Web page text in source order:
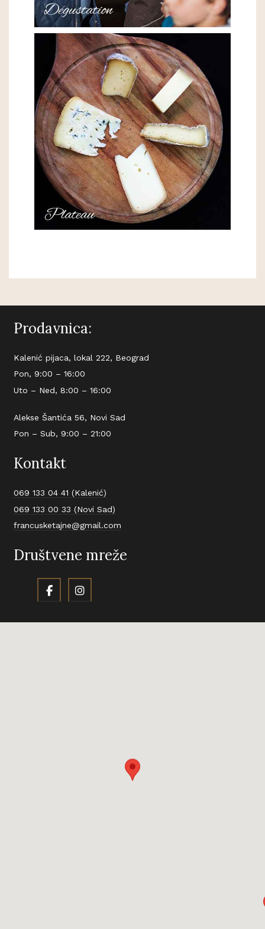
Prodavnica:
Kalenić pijaca, lokal 222, Beograd
Pon, 9:00 – 16:00
Uto – Ned, 8:00 – 16:00
Alekse Šantića 56, Novi Sad
Pon – Sub, 9:00 – 21:00
Kontakt
069 133 04 41 (Kalenić)
069 133 00 33 (Novi Sad)
francusketajne@gmail.com
Društvene mreže